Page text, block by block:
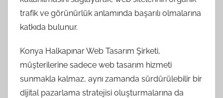
trafik ve görünürlük anlamında başarılı olmalarına
katkıda bulunur.
Konya Halkapınar Web Tasarım Şirketi,
müşterilerine sadece web tasarım hizmeti
sunmakla kalmaz, aynı zamanda sürdürülebilir bir
dijital pazarlama stratejisi oluşturmalarına da